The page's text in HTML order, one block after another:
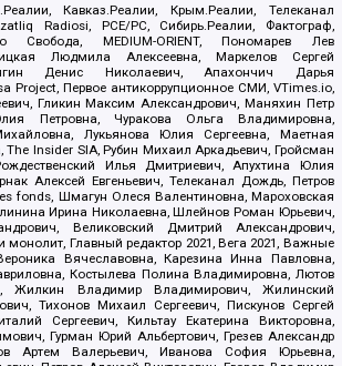
Кавказ.Реалии, Крым.Реалии, Телеканал
Radiosi, PCE/PC, Сибирь.Реалии, Фактограф,
Свобода, MEDIUM-ORIENT, Пономарев Лев
Людмила Алексеевна, Маркелов Сергей
Денис Николаевич, Апахончич Дарья
Project, Первое антикоррупционное СМИ, VTimes.io,
Гликин Максим Александрович, Маняхин Петр
Петровна, Чуракова Ольга Владимировна,
Лукьянова Юлия Сергеевна, Маетная
The Insider SIA, Рубин Михаил Аркадьевич, Гройсман
Илья Дмитриевич, Апухтина Юлия
Алексей Евгеньевич, Телеканал Дождь, Петров
fonds, Шмагун Олеся Валентиновна, Мароховская
Ирина Николаевна, Шлейнов Роман Юрьевич,
Великовский Дмитрий Александрович,
монолит, Главный редактор 2021, Вега 2021, Важные
Вячеславовна, Карезина Инна Павловна,
Костылева Полина Владимировна, Лютов
Жилкин Владимир Владимирович, Жилинский
Тихонов Михаил Сергеевич, Пискунов Сергей
Сергеевич, Кильтау Екатерина Викторовна,
Гурман Юрий Альбертович, Грезев Александр
Артем Валерьевич, Иванова София Юрьевна,